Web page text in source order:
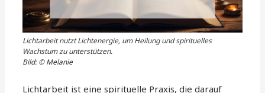
Lichtarbeit nutzt Lichtenergie, um Heilung und spirituelles
Wachstum zu unterstützen.
Bild: © Melanie
Lichtarbeit ist eine spirituelle Praxis, die darauf